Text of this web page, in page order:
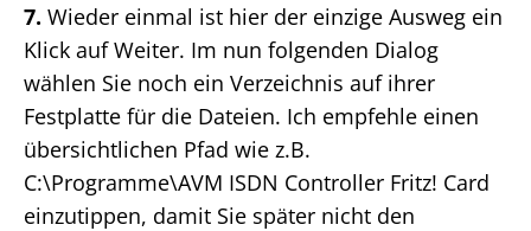
7. Wieder einmal ist hier der einzige Ausweg ein
Klick auf Weiter. Im nun folgenden Dialog
wählen Sie noch ein Verzeichnis auf ihrer
Festplatte für die Dateien. Ich empfehle einen
übersichtlichen Pfad wie z.B.
C:\Programme\AVM ISDN Controller Fritz! Card
einzutippen, damit Sie später nicht den